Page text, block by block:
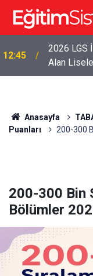
12:45
2026 LGS
Alan
Anasayfa
Puanları
200-300
200-300 Bin
Bölümler